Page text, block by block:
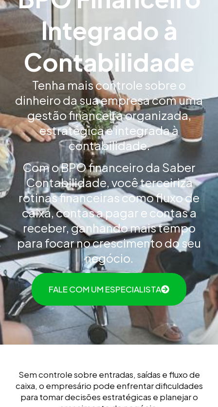
Integrado à
Contabilidade
Tenha mais controle sobre o
dinheiro da sua empresa com uma
gestão financeira organizada,
estratégica e integrada à
contabilidade.
Com o BPO financeiro da Saber
Contabilidade, você terceiriza
rotinas financeiras como fluxo de
caixa, contas a pagar e contas a
receber, ganhando mais tempo
para focar no crescimento do seu
negócio.
FALE COM UM ESPECIALISTA
Sem controle sobre entradas, saídas e fluxo de
caixa, o empresário pode enfrentar dificuldades
para tomar decisões estratégicas e planejar o